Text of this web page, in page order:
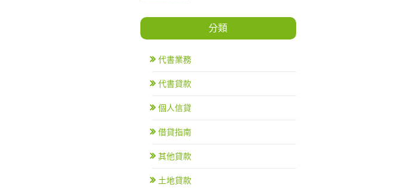
分類
代書業務
代書貸款
個人信貸
借貸指南
其他貸款
土地貸款